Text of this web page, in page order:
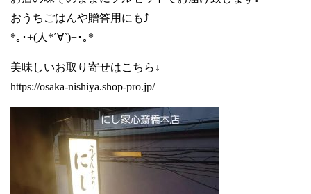
おうちごはんや贈答用にも⤴️
*｡･+(人*´∀`)+･｡*
美味しいお取り寄せはこちら↓
https://osaka-nishiya.shop-pro.jp/